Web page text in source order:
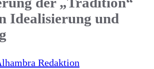
Idealisierung und
Redaktion